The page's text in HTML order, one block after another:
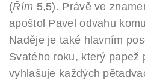
(Řím 5,5). Právě ve
apoštol Pavel odvahu
Naděje je také hlavním
Svatého roku, který papež
vyhlašuje každých